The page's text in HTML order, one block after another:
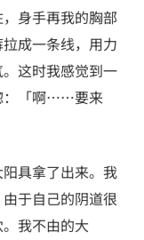
身手再我的胸部
成一条线，用力
这时我感觉到一
：「啊……要来
具拿了出来。我
于自己的阴道很
我不由的大